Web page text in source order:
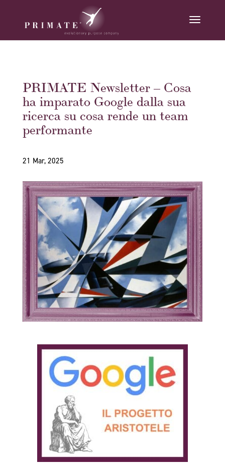
PRIMATE Newsletter – Cosa
ha imparato Google dalla sua
ricerca su cosa rende un team
performante
21 Mar, 2025